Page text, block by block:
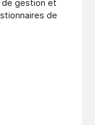
de gestion et
de